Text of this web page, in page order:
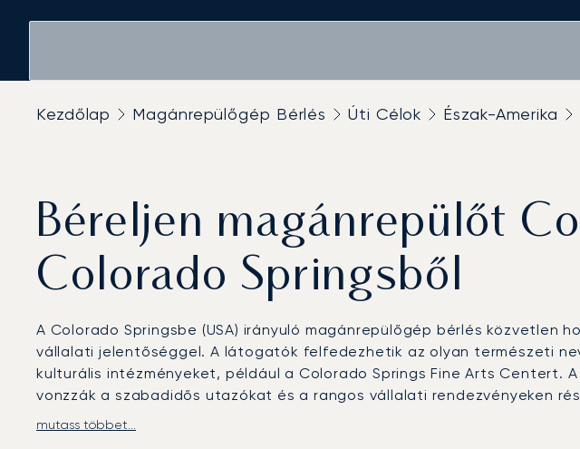
Kezdőlap Magánrepülőgép Bérlés Úti Célok Észak-Amerika
Béreljen magánrepülőt
Colorado Springsből
A Colorado Springsbe (USA) irányuló magánrepülőgép bérlés
vállalati jelentőséggel. A látogatók felfedezhetik az olyan természeti
kulturális intézményeket, például a Colorado Springs Fine Arts Centert.
vonzzák a szabadidős utazókat és a rangos vállalati rendezvényeken
A LunaJets privát repülőutakat szervez a Colorado Springs
mutass többet...